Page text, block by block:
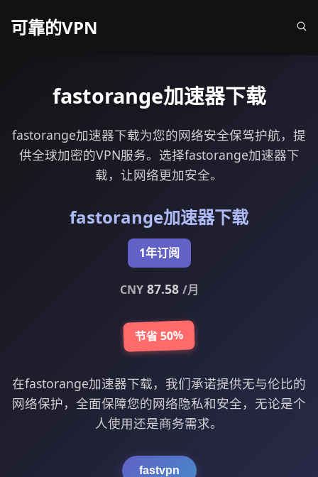
可靠的VPN
fastorange加速器下载
fastorange加速器下载为您的网络安全保驾护航，提
供全球加密的VPN服务。选择fastorange加速器下
载，让网络更加安全。
fastorange加速器下载
1年订阅
CNY87.58 /月
节省 50%
在fastorange加速器下载，我们承诺提供无与伦比的
网络保护，全面保障您的网络隐私和安全，无论是个
人使用还是商务需求。
fastvpn